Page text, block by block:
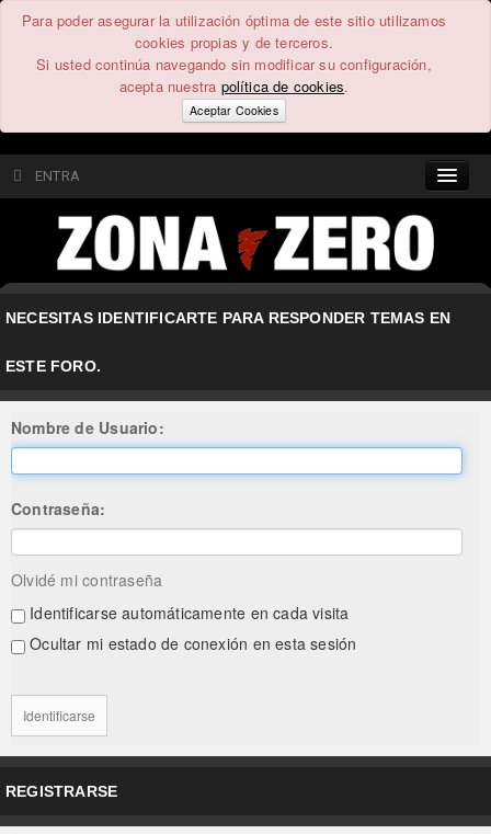
Para poder asegurar la utilización óptima de este sitio utilizamos
cookies propias y de terceros.
Si usted continúa navegando sin modificar su configuración,
acepta nuestra política de cookies.
Aceptar Cookies
ENTRA
CONTENIDO
COMUNIDAD
FEEEDBACK
FOROS
NECESITAS IDENTIFICARTE PARA RESPONDER TEMAS EN
ESTE FORO.
Nombre de Usuario:
Contraseña:
Olvidé mi contraseña
Identificarse automáticamente en cada visita
Ocultar mi estado de conexión en esta sesión
REGISTRARSE